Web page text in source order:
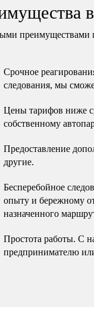
преимуществами
Срочное
следования, мы
Цены тарифов ниже
собственному
Предоставление
другие.
Бесперебойное
опыту и бережному
назначенного
Простота работы. С
предпринимателю